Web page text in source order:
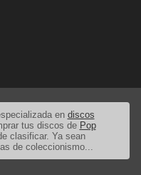
en discos
tus discos de Pop
clasificar. Ya sean
de coleccionismo...